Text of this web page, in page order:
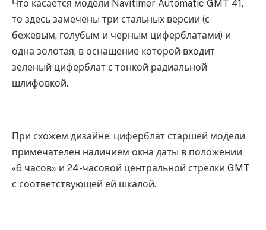
Что касается модели Navitimer Automatic GMT 41,
то здесь замечены три стальных версии (с
бежевым, голубым и черным циферблатами) и
одна золотая, в оснащение которой входит
зеленый циферблат с тонкой радиальной
шлифовкой.
При схожем дизайне, циферблат старшей модели
примечателен наличием окна даты в положении
«6 часов» и 24-часовой центральной стрелки GMT
с соответствующей ей шкалой.